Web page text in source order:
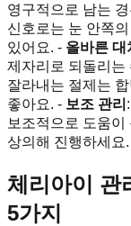
영구적으로 남는
신호로는 눈 안쪽
있어요. - 올바른 대
제자리로 되돌리는
잘라내는 절제는
좋아요. - 보조 관리
보조적으로 도움
상의해 진행하세요.
체리아이 관
5가지